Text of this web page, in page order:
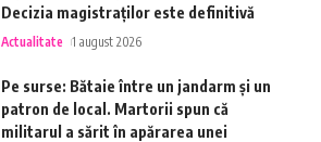
Decizia magistraților este definitivă
Actualitate 1 august 2026
Pe surse: Bătaie între un jandarm și un
patron de local. Martorii spun că
militarul a sărit în apărarea unei